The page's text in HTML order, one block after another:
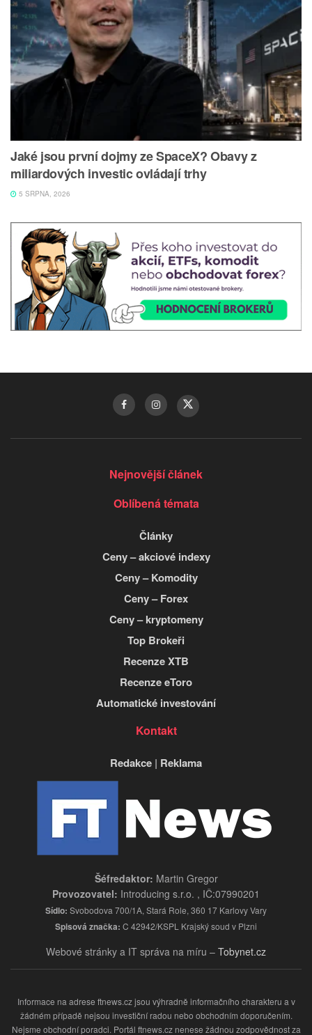
Jaké jsou první dojmy ze SpaceX? Obavy z
miliardových investic ovládají trhy
5 SRPNA, 2026
Nejnovější článek
Oblíbená témata
Články
Ceny – akciové indexy
Ceny – Komodity
Ceny – Forex
Ceny – kryptomeny
Top Brokeři
Recenze XTB
Recenze eToro
Automatické investování
Kontakt
Redakce | Reklama
Šéfredaktor: Martin Gregor
Provozovatel: Introducing s.r.o. , IČ:07990201
Sídlo: Svobodova 700/1A, Stará Role, 360 17 Karlovy Vary
Spisová značka: C 42942/KSPL Krajský soud v Plzni
Webové stránky a IT správa na míru – Tobynet.cz
Informace na adrese ftnews.cz jsou výhradně informačního charakteru a v
žádném případě nejsou investiční radou nebo obchodním doporučením.
Nejsme obchodní poradci. Portál ftnews.cz nenese žádnou zodpovědnost za